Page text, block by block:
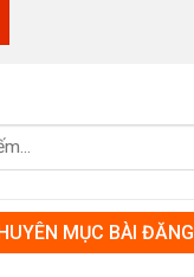
MỤC BÀI ĐĂNG